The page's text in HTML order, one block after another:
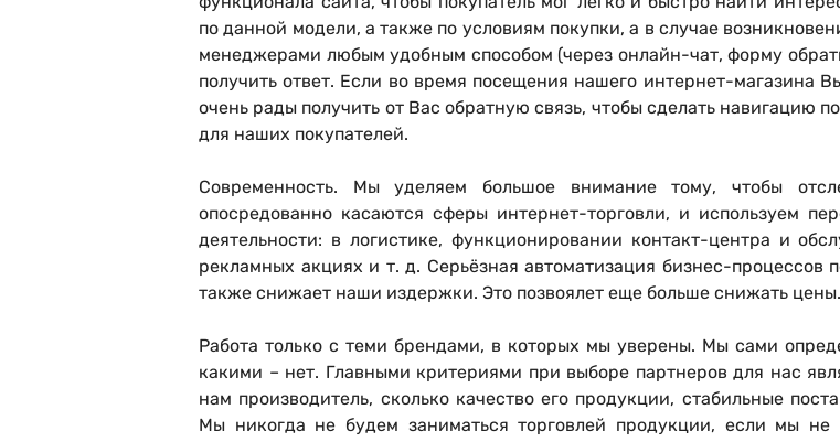
по данной модели, а также по условиям покупки, а в случае
менеджерами любым удобным способом (через онлайн-чат, форму
получить ответ. Если во время посещения нашего интернет-магазина
очень рады получить от Вас обратную связь, чтобы сделать навигацию
для наших покупателей.
Современность. Мы уделяем большое внимание тому, чтобы
опосредованно касаются сферы интернет-торговли, и используем
деятельности: в логистике, функционировании контакт-центра и
рекламных акциях и т. д. Серьёзная автоматизация бизнес-процессов
также снижает наши издержки. Это позвоялет еще больше снижать цены.
Работа только с теми брендами, в которых мы уверены. Мы сами
какими – нет. Главными критериями при выборе партнеров для нас
нам производитель, сколько качество его продукции, стабильные
Мы никогда не будем заниматься торговлей продукции, если мы не